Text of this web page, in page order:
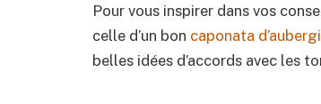
Pour vous inspirer dans vos
celle d’un bon caponata
belles idées d’accords avec les